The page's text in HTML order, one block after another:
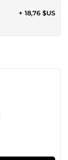
+ 18,76 $US